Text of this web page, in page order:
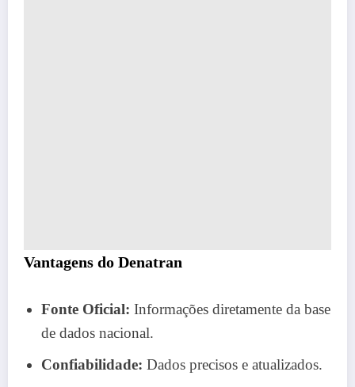
Vantagens do Denatran
Fonte Oficial: Informações diretamente da base
de dados nacional.
Confiabilidade: Dados precisos e atualizados.